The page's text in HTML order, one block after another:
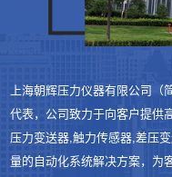
上海朝辉压力仪器有限公司
代表，公司致力于向客户提供
压力变送器,触力传感器,差压
量的自动化系统解决方案，为